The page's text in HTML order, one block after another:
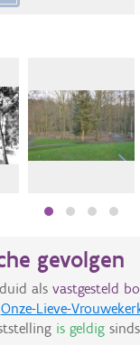
gevolgen
als vastgesteld
Onze-Lieve-
is geldigsinds